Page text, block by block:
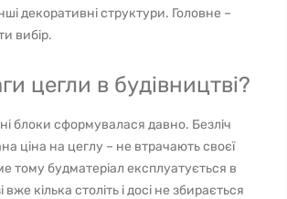
декоративні структури. Головне –
вибір.
цегли в будівництві?
блоки сформувалася давно. Безліч
ціна на цеглу – не втрачають своєї
тому будматеріал експлуатується в
вже кілька століть і досі не збирається